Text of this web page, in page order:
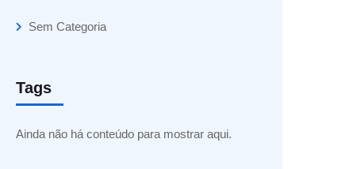
Sem Categoria
Tags
Ainda não há conteúdo para mostrar aqui.